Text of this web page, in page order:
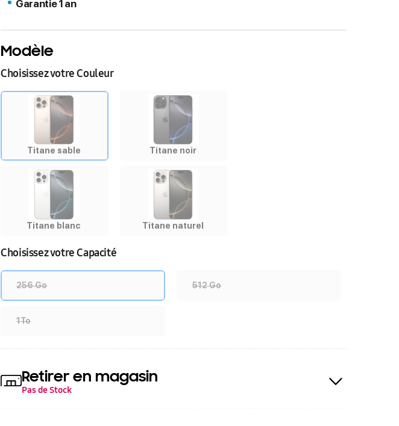
Garantie 1 an
Modèle
Choisissez votre Couleur
Titane sable Titane noir
Titane blanc Titane naturel
Choisissez votre Capacité
256 Go 512 Go
1To
Retirer en magasin
Pas de Stock